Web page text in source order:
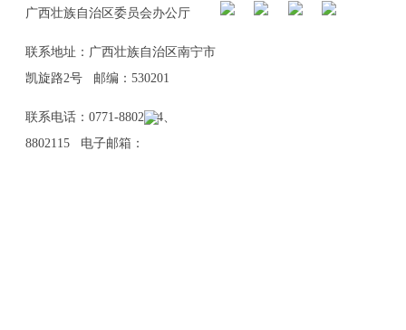
广西壮族自治区委员会办公厅
联系地址：广西壮族自治区南宁市
凯旋路2号 邮编：530201
联系电话：0771-8802114、
8802115 电子邮箱：